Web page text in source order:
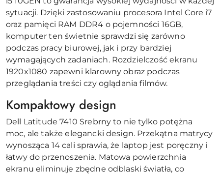
sytuacji. Dzięki zastosowaniu procesora Intel Core i7
oraz pamięci RAM DDR4 o pojemności 16GB,
komputer ten świetnie sprawdzi się zarówno
podczas pracy biurowej, jak i przy bardziej
wymagających zadaniach. Rozdzielczość ekranu
1920x1080 zapewni klarowny obraz podczas
przeglądania treści czy oglądania filmów.
Kompaktowy design
Dell Latitude 7410 Srebrny to nie tylko potężna
moc, ale także elegancki design. Przekątna matrycy
wynosząca 14 cali sprawia, że laptop jest poręczny i
łatwy do przenoszenia. Matowa powierzchnia
ekranu eliminuje zbędne odblaski światła, co